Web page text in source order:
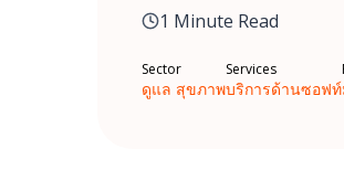
1 Minute Read
Sector
ดูแล สุขภาพ
Services
บริการด้านซอฟท์